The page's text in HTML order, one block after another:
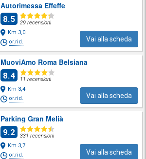
Autorimessa Effeffe
8.5
29 recensioni
Km 3,0
or.rid.
Vai alla scheda
MuoviAmo Roma Belsiana
8.4
11 recensioni
Km 3,4
or.rid.
Vai alla scheda
Parking Gran Melià
9.2
331 recensioni
Km 3,7
or.rid.
Vai alla scheda